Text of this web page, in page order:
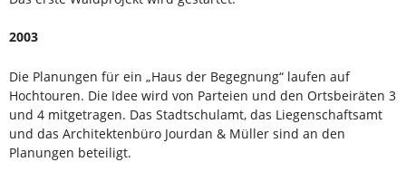
2003
Die Planungen für ein „Haus der Begegnung“ laufen auf
Hochtouren. Die Idee wird von Parteien und den Ortsbeiräten 3
und 4 mitgetragen. Das Stadtschulamt, das Liegenschaftsamt
und das Architektenbüro Jourdan & Müller sind an den
Planungen beteiligt.